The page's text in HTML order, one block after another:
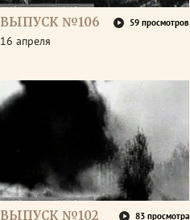
ВЫПУСК №106 59 просмотров
16 апреля
ВЫПУСК №102 83 просмотра